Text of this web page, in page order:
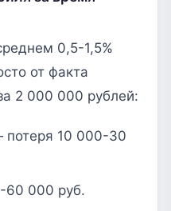
0,5-1,5%
от факта
2 000 000 рублей:
10 000-30
000 руб.